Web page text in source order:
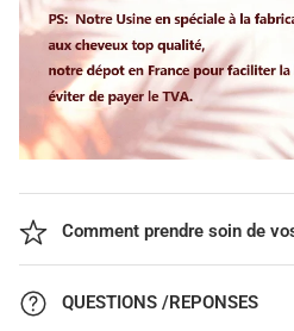
Comment prendre soin de
QUESTIONS /REPONSES